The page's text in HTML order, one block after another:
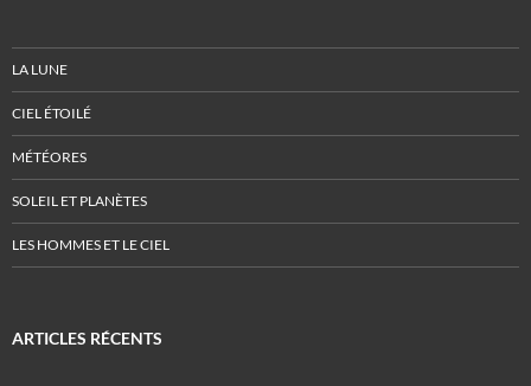
LA LUNE
CIEL ÉTOILÉ
MÉTÉORES
SOLEIL ET PLANÈTES
LES HOMMES ET LE CIEL
ARTICLES RÉCENTS